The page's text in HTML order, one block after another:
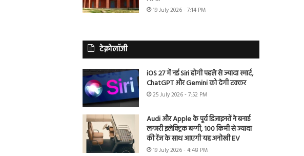
19 July 2026 - 7:14 PM
टेक्नोलॉजी
iOS 27 में नई Siri होगी पहले से ज्यादा स्मार्ट,
ChatGPT और Gemini को देगी टक्कर
25 July 2026 - 7:52 PM
Audi और Apple के पूर्व डिजाइनरों ने बनाई
लग्जरी इलेक्ट्रिक बग्गी, 100 किमी से ज्यादा
की रेंज के साथ आएगी यह अनोखी EV
19 July 2026 - 4:48 PM